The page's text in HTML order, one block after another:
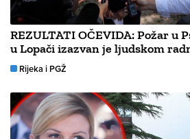
REZULTATI OČEVIDA: Požar u
u Lopači izazvan je ljudskom
Rijeka i PGŽ